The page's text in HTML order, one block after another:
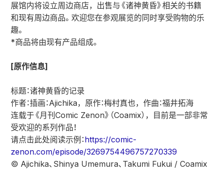
展馆内将设立周边商店，出售与《诸神黄昏》相关的书籍
和现有周边商品。欢迎您在参观展览的同时享受购物的乐
趣。
*商品将由现有产品组成。
[原作信息]
标题：诸神黄昏的记录
作者：插画：Ajichika，原作：梅村真也，作曲：福井拓海
连载于《月刊Comic Zenon》（Coamix），目前是一部非常
受欢迎的系列作品！
请点击此处阅读示例：https://comic-
zenon.com/episode/3269754496757270339
© Ajichika、Shinya Umemura、Takumi Fukui / Coamix